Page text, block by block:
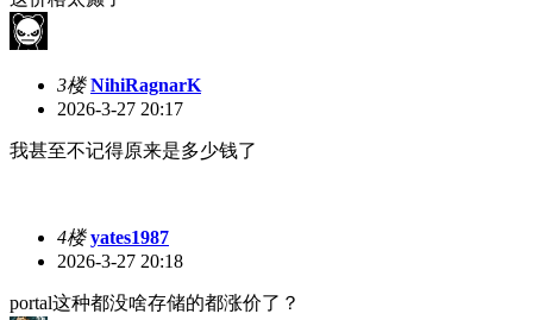
3楼 NihiRagnarK
2026-3-27 20:17
我甚至不记得原来是多少钱了
4楼 yates1987
2026-3-27 20:18
portal这种都没啥存储的都涨价了？